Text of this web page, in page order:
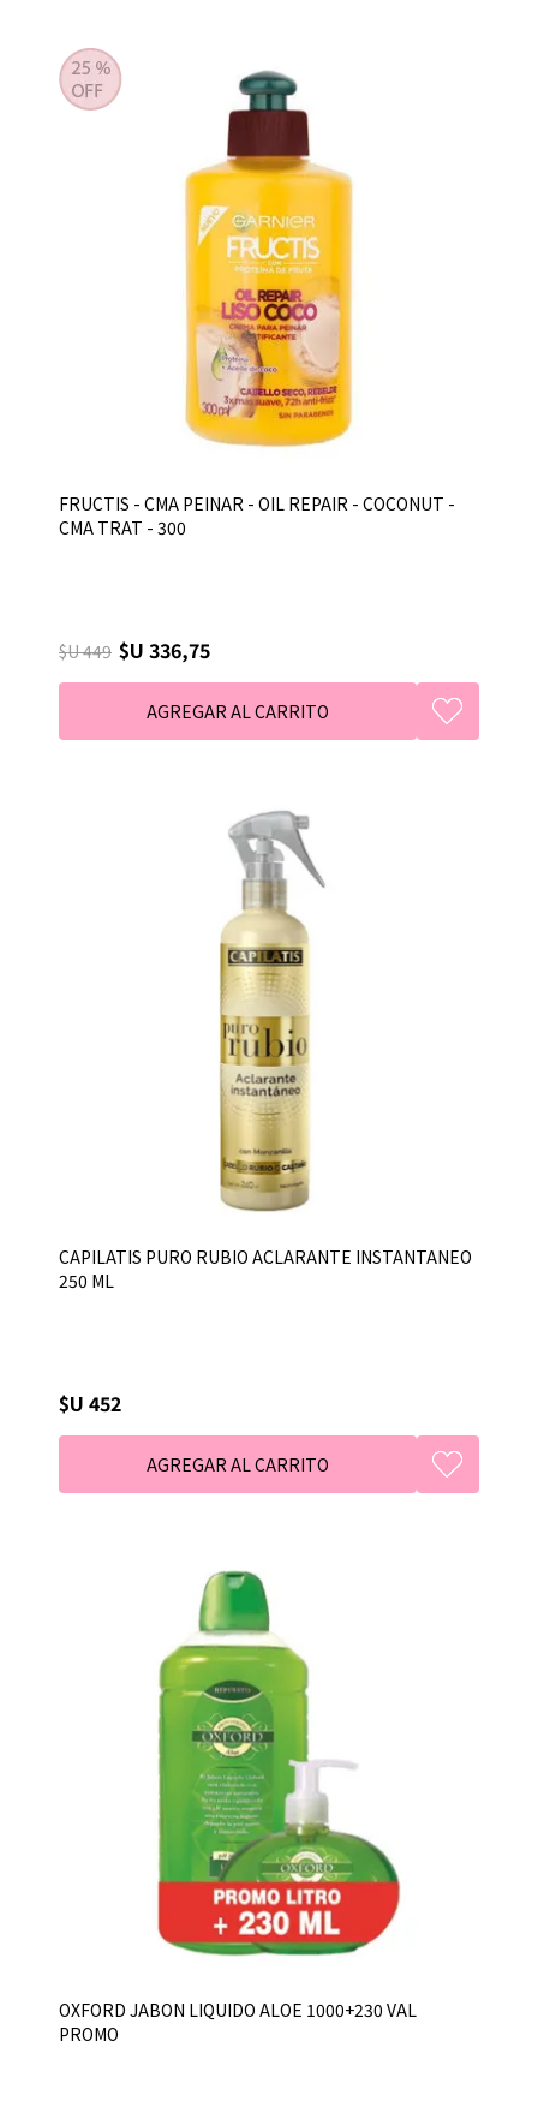
FRUCTIS - CMA PEINAR - OIL REPAIR - COCONUT -
CMA TRAT - 300
$U 449 $U 336,75
CAPILATIS PURO RUBIO ACLARANTE INSTANTANEO
250 ML
$U 452
OXFORD JABON LIQUIDO ALOE 1000+230 VAL
PROMO